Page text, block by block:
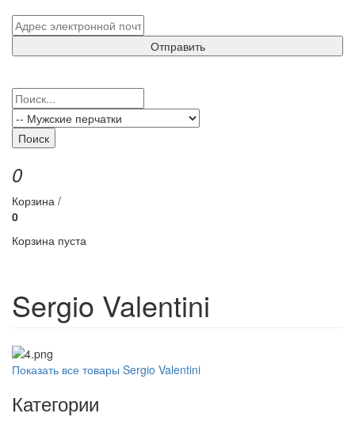
Отправить
Поиск
0
Корзина /
0
Корзина пуста
Sergio Valentini
Показать все товары Sergio Valentini
Категории